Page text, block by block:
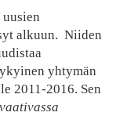
alkuun. Niiden
yhtymän
2011-2016. Sen